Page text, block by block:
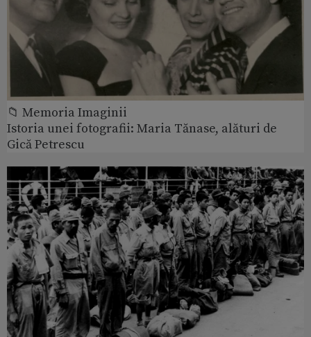
📁 Memoria Imaginii
Istoria unei fotografii: Maria Tănase, alături de
Gică Petrescu